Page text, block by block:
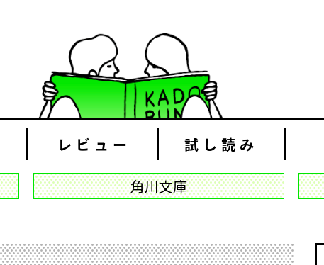
レビュー 試し読み
角川文庫